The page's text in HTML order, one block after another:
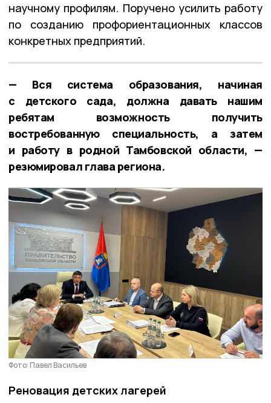
научному профилям. Поручено усилить работу
по созданию профориентационных классов
конкретных предприятий.
— Вся система образования, начиная
с детского сада, должна давать нашим
ребятам возможность получить
востребованную специальность, а затем
и работу в родной Тамбовской области, —
резюмировал глава региона.
Фото: Павел Васильев
Реновация детских лагерей